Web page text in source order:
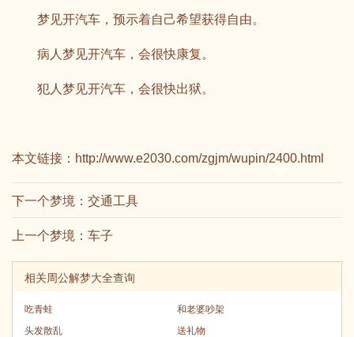
梦见开汽车，预示着自己希望获得自由。
病人梦见开汽车，会很快康复。
犯人梦见开汽车，会很快出狱。
本文链接： http://www.e2030.com/zgjm/wupin/2400.html
下一个梦境： 交通工具
上一个梦境： 车子
相关周公解梦大全查询
吃青蛙
和老婆吵架
头发散乱
送礼物